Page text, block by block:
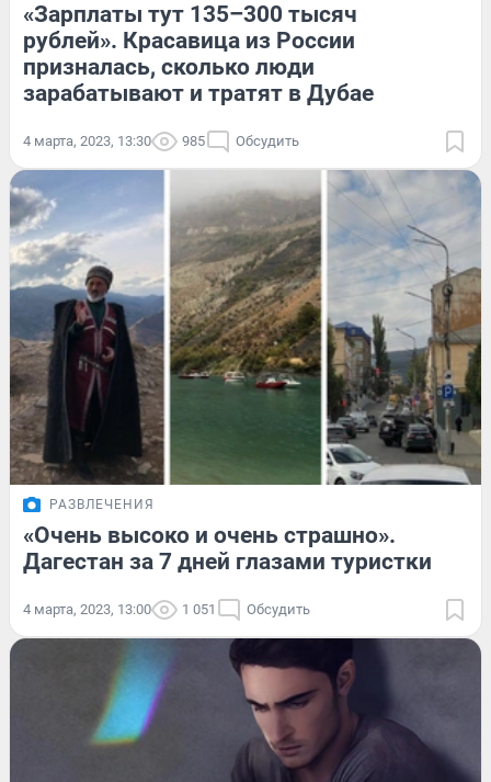
«Зарплаты тут 135–300 тысяч
рублей». Красавица из России
призналась, сколько люди
зарабатывают и тратят в Дубае
4 марта, 2023, 13:30 985 Обсудить
РАЗВЛЕЧЕНИЯ
«Очень высоко и очень страшно».
Дагестан за 7 дней глазами туристки
4 марта, 2023, 13:00 1 051 Обсудить